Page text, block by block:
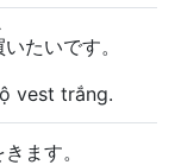
いたいです。
vest trắng.
ます。